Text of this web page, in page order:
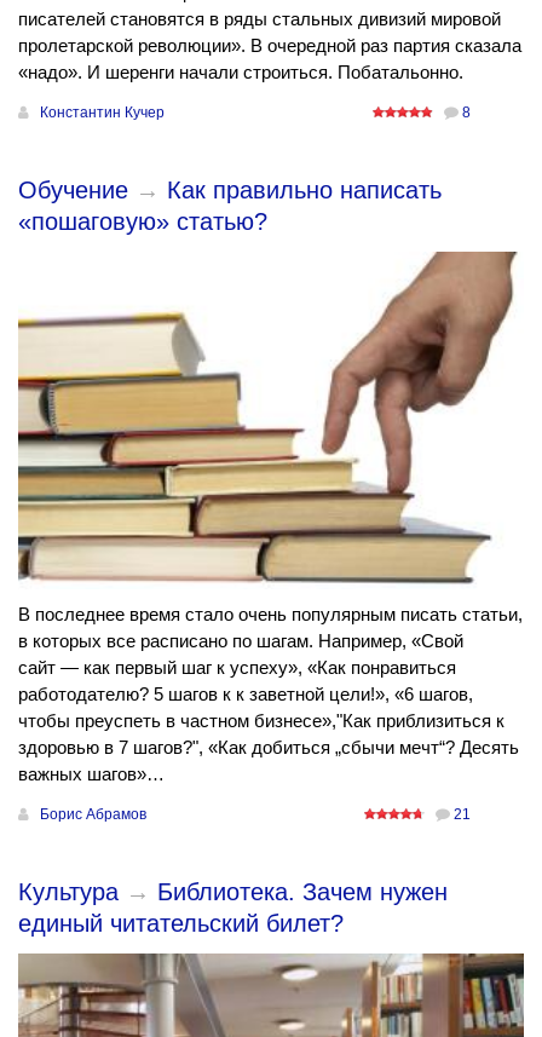
писателей становятся в ряды стальных дивизий мировой
пролетарской революции». В очередной раз партия сказала
«надо». И шеренги начали строиться. Побатальонно.
Константин Кучер 8
Обучение → Как правильно написать
«пошаговую» статью?
В последнее время стало очень популярным писать статьи,
в которых все расписано по шагам. Например, «Свой
сайт — как первый шаг к успеху», «Как понравиться
работодателю? 5 шагов к к заветной цели!», «6 шагов,
чтобы преуспеть в частном бизнесе»,"Как приблизиться к
здоровью в 7 шагов?", «Как добиться „сбычи мечт“? Десять
важных шагов»…
Борис Абрамов 21
Культура → Библиотека. Зачем нужен
единый читательский билет?